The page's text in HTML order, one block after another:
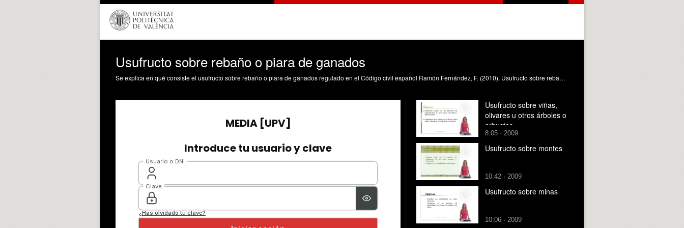
Usufructo sobre rebaño o piara de ganados
Se explica en qué consiste el usufructo sobre rebaño o piara de ganados regulado en el Código civil español Ramón Fernández, F. (2010). Usufructo sobre rebaño o piara de ganados. https://riunet.upv.es/handle/10251/8124
Usufructo sobre viñas,
olivares u otros árboles o
arbustos
8:05 · 2009
Usufructo sobre montes
10:42 · 2009
Usufructo sobre minas
10:06 · 2009